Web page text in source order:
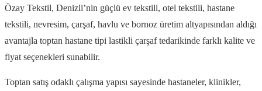
Özay Tekstil, Denizli’nin güçlü ev tekstili, otel tekstili, hastane
tekstili, nevresim, çarşaf, havlu ve bornoz üretim altyapısından aldığı
avantajla toptan hastane tipi lastikli çarşaf tedarikinde farklı kalite ve
fiyat seçenekleri sunabilir.
Toptan satış odaklı çalışma yapısı sayesinde hastaneler, klinikler,